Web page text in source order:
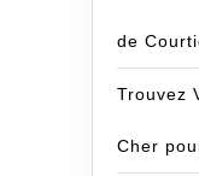
de
Trouvez
Cher